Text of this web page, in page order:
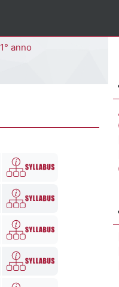
1° anno